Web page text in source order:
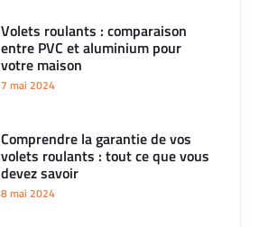
Volets roulants : comparaison
entre PVC et aluminium pour
votre maison
7 mai 2024
Comprendre la garantie de vos
volets roulants : tout ce que vous
devez savoir
8 mai 2024